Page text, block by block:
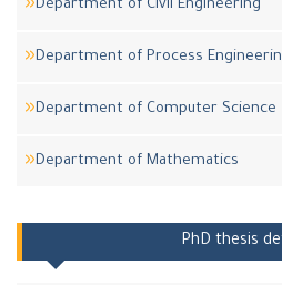
Department of Civil Engineering
Department of Process
Department of Computer Science
Department of Mathematics
PhD thesis